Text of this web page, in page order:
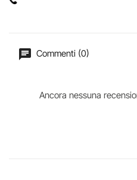
Commenti (0)
Ancora nessuna